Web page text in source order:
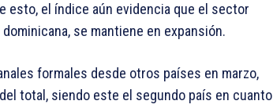
esto, el índice aún evidencia que el sector
se mantiene en expansión.
formales desde otros países en marzo,
total, siendo este el segundo país en cuanto